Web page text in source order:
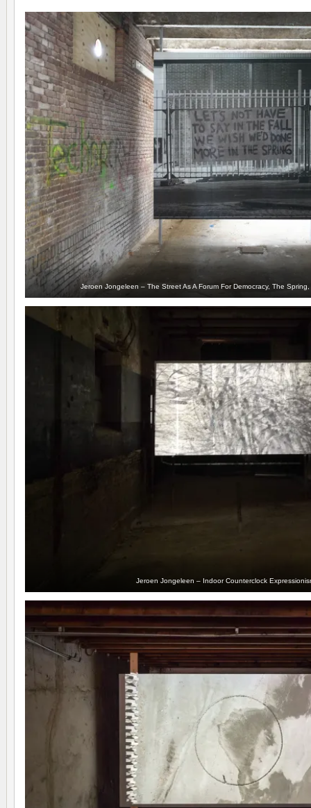
Jeroen Jongeleen – The Street As A Forum For Democracy, The
Jeroen Jongeleen – Indoor Counterclock